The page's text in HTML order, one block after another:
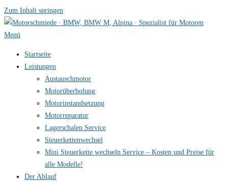
Zum Inhalt springen
Menü
Startseite
Leistungen
Austauschmotor
Motorüberholung
Motorinstandsetzung
Motorreparatur
Lagerschalen Service
Steuerkettenwechsel
Mini Steuer­kette wechseln Service – Kosten und Preise für
alle Modelle!
Der Ablauf